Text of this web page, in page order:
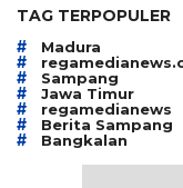
TAG TERPOPULER
# Madura
#
# Sampang
# Jawa Timur
# regamedianews
# Berita Sampang
# Bangkalan